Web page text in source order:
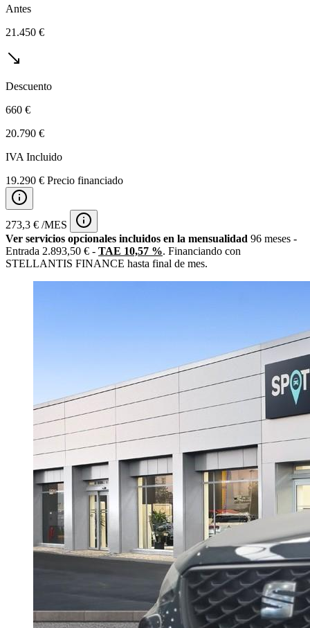
Antes
21.450 €
Descuento
660 €
20.790 €
IVA Incluido
19.290 € Precio financiado
273,3 € /MES
Ver servicios opcionales incluidos en la mensualidad 96 meses -
Entrada 2.893,50 € - TAE 10,57 %. Financiando con
STELLANTIS FINANCE hasta final de mes.